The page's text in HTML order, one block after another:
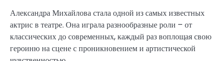
Александра Михайлова стала одной из самых известных
актрис в театре. Она играла разнообразные роли – от
классических до современных, каждый раз воплощая свою
героиню на сцене с проникновением и артистической